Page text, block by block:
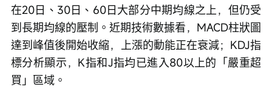
在20日、30日、60日大部分中期均線之上，但仍受
到長期均線的壓制。近期技術數據看，MACD柱狀圖
達到峰值後開始收縮，上漲的動能正在衰減；KDJ指
標分析顯示，K指和J指均已進入80以上的「嚴重超
買」區域。